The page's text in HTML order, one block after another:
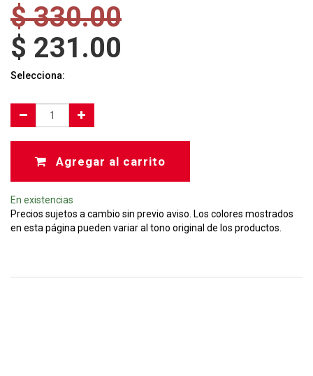
$330.00
$ 231.00
Selecciona:
Agregar al carrito
En existencias
Precios sujetos a cambio sin previo aviso. Los colores mostrados
en esta página pueden variar al tono original de los productos.